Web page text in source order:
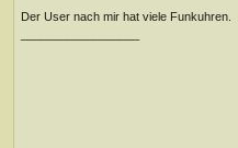
Der User nach mir hat viele Funkuhren.